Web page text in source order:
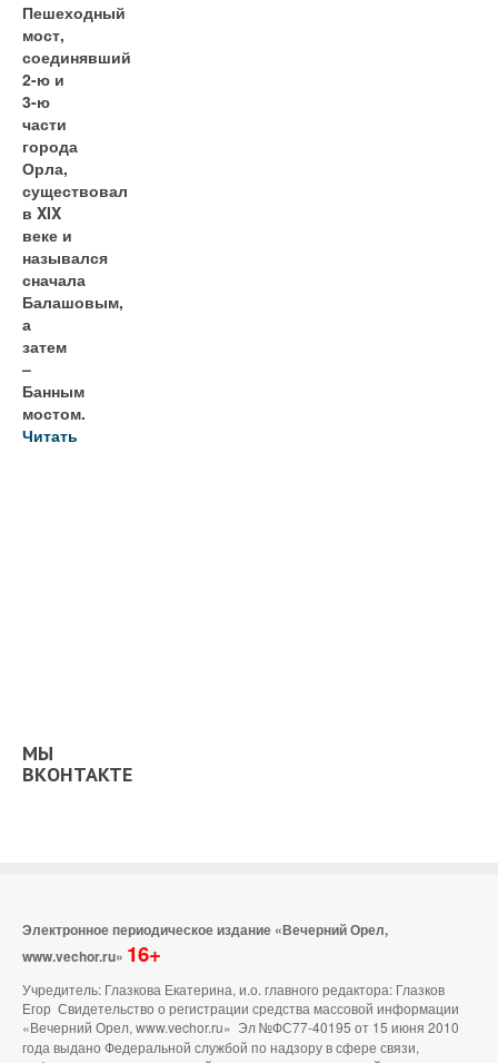
Пешеходный
мост,
соединявший
2-ю и
3-ю
части
города
Орла,
существовал
в XIX
веке и
назывался
сначала
Балашовым,
а
затем
–
Банным
мостом.
Читать
МЫ
ВКОНТАКТЕ
Электронное периодическое издание «Вечерний Орел,
www.vechor.ru» 16+
Учредитель: Глазкова Екатерина, и.о. главного редактора: Глазков
Егор Свидетельство о регистрации средства массовой информации
«Вечерний Орел, www.vechor.ru» Эл №ФС77-40195 от 15 июня 2010
года выдано Федеральной службой по надзору в сфере связи,